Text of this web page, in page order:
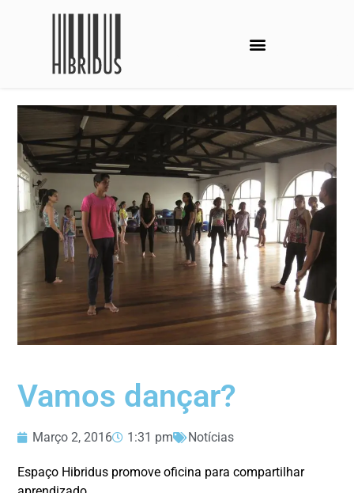
Vamos dançar?
Março 2, 2016 1:31 pm Notícias
Espaço Hibridus promove oficina para compartilhar